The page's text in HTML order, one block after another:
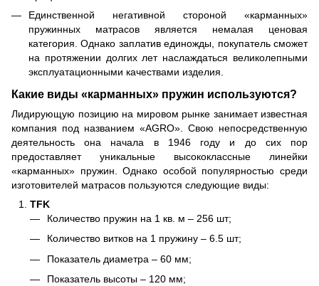
Единственной негативной стороной «карманных»
пружинных матрасов является немалая ценовая
категория. Однако заплатив единожды, покупатель сможет
на протяжении долгих лет наслаждаться великолепными
эксплуатационными качествами изделия.
Какие виды «карманных» пружин используются?
Лидирующую позицию на мировом рынке занимает известная
компания под названием «AGRO». Свою непосредственную
деятельность она начала в 1946 году и до сих пор
предоставляет уникальные высококлассные линейки
«карманных» пружин. Однако особой популярностью среди
изготовителей матрасов пользуются следующие виды:
TFK
Количество пружин на 1 кв. м – 256 шт;
Количество витков на 1 пружину – 6.5 шт;
Показатель диаметра – 60 мм;
Показатель высоты – 120 мм;